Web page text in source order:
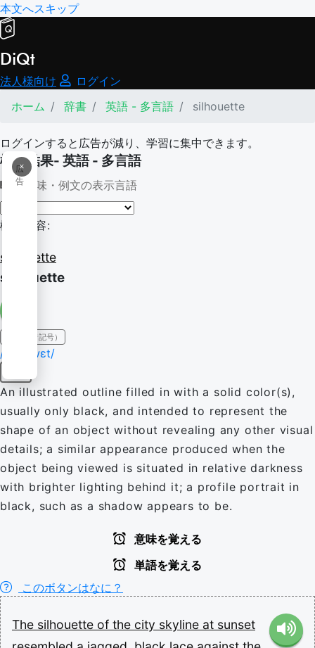
本文へスキップ
DiQt
法人様向け
ログイン
ホーム
辞書 英語 - 多言語 silhouette
ログインすると広告が減り、学習に集中できます。
×
広
告
検索結果- 英語 - 多言語
意味・例文の表示言語
検索内容:
silhouette
silhouette
IPA（発音記号）
/ˌsɪ.lʊˈwɛt/
An illustrated outline filled in with a solid color(s),
usually only black, and intended to represent the
shape of an object without revealing any other visual
details; a similar appearance produced when the
object being viewed is situated in relative darkness
with brighter lighting behind it; a profile portrait in
black, such as a shadow appears to be.
意味を覚える
単語を覚える
このボタンはなに？
The silhouette of the city skyline at sunset